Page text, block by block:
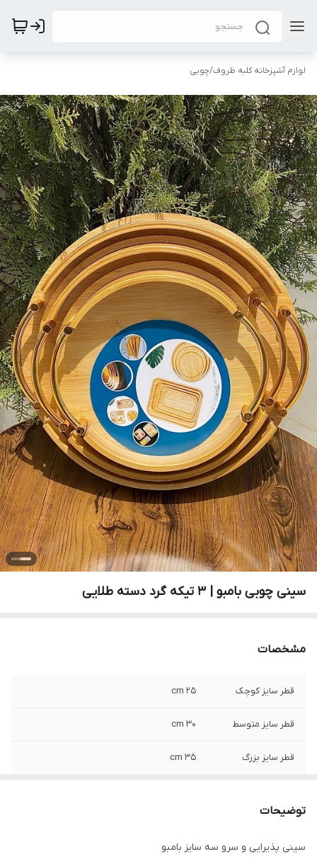
لوازم آشپزخانه کلبه ظروف/چوبی
سینی چوبی بامبو | ۳ تیکه گرد دسته طلایی
مشخصات
قطر سایز کوچک 25 cm
قطر سایز متوسط 30 cm
قطر سایز بزرگ 35 cm
توضیحات
سینی پذیرایی و سرو سه سایز بامبو